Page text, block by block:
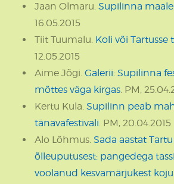
Jaan Olmaru. Supilinna
16.05.2015
Tiit Tuumalu. Koli või Tartusse
12.05.2015
Aime Jõgi. Galerii: Supilinna
mõttes väga kirgas. PM,
Kertu Kula. Supilinn peab
tänavafestivali. PM, 20.04.2015
Alo Lõhmus. Sada aastat
õlleuputusest: pangedega
voolanud kesvamärjukest koju